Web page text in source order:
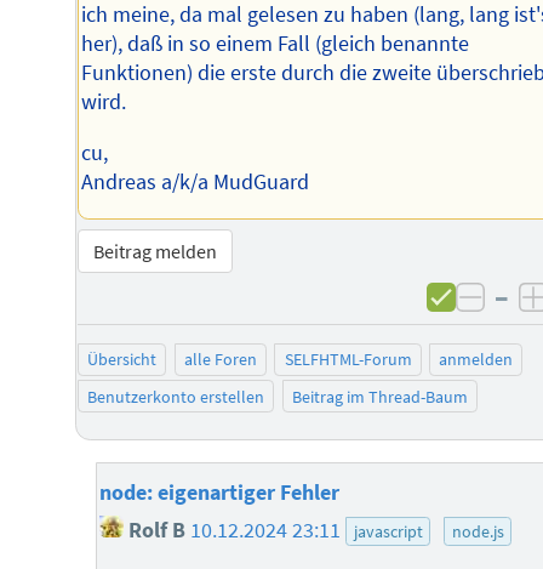
ich meine, da mal gelesen zu haben (lang, lang
her), daß in so einem Fall (gleich benannte
Funktionen) die erste durch die zweite
wird.
cu,
Andreas a/k/a MudGuard
Beitrag melden
–
Übersicht alle Foren SELFHTML-Forum
anmelden
Benutzerkonto erstellen
Beitrag im Thread-Baum
node: eigenartiger Fehler
Rolf B 10.12.2024 23:11 javascript node.js